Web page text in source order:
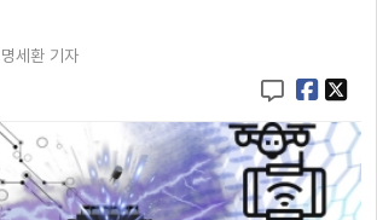
명세환 기자